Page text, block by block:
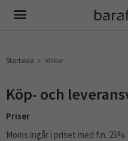
Startsida Villkor
Köp- och
Priser
Moms ingår i priset med f.n.